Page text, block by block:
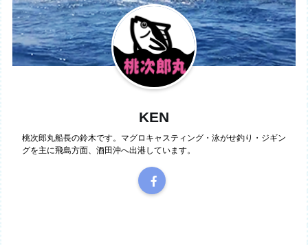
KEN
桃次郎丸船長の鈴木です。マグロキャスティング・泳がせ釣り・ジギン
グを主に飛島方面、酒田沖へ出港しています。